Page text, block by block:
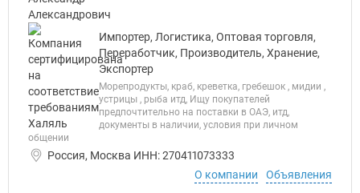
Импортер, Логистика, Оптовая торговля,
Переработчик, Производитель, Хранение,
Экспортер
Морепродукты, краб, креветка, гребешок , мидии ,
устрицы , рыба итд, Ищу покупателей
предпочтительно на поставки в ОАЭ, итд,
документы в наличии, условия при личном
общении
Россия, Москва ИНН: 270411073333
О компании
Объявления